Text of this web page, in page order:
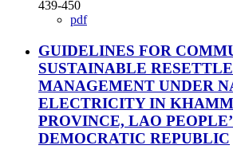
439-450
pdf
GUIDELINES FOR
SUSTAINABLE
MANAGEMENT UNDER
ELECTRICITY IN
PROVINCE, LAO
DEMOCRATIC REPUBLIC